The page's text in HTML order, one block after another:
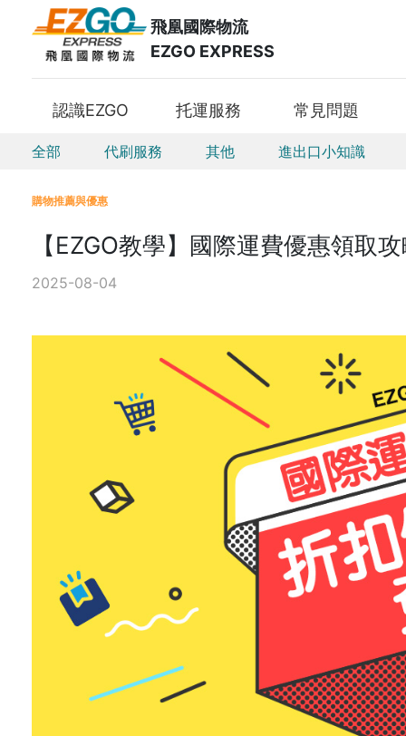
飛凰國際物流
EZGO EXPRESS
認識EZGO 托運服務 常見問題
全部 代刷服務 其他 進出口小知識
購物推薦與優惠
【EZGO教學】國際運費優惠領取
2025-08-04